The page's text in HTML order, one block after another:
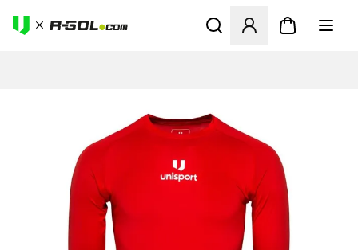
Megnyit egy modált a